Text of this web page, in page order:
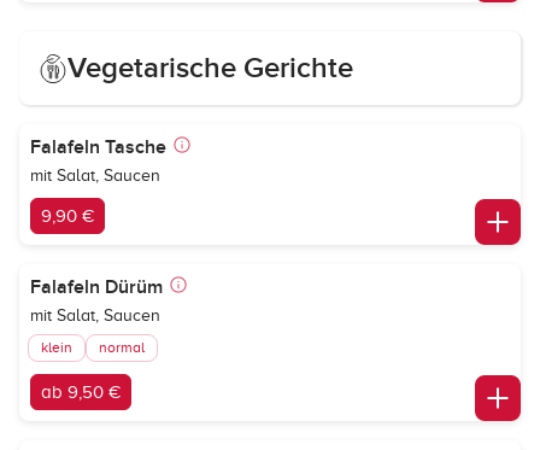
Vegetarische Gerichte
Falafeln Tasche
mit Salat, Saucen
9,90 €
Falafeln Dürüm
mit Salat, Saucen
klein normal
ab 9,50 €